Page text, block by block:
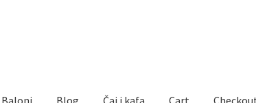
Baloni Blog Čaj i kafa Cart